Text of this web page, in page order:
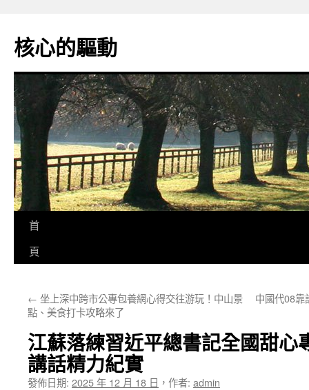
主
要
核心的驅動
首
頁
← 坐上深中跨市公專包養網心得交往游玩！中山景
點、美食打卡攻略來了
中國代08靠
江蘇落練習近平總書記全國甜心
講話精力紀實
發佈日期: 2025 年 12 月 18 日 ， 作者: admin